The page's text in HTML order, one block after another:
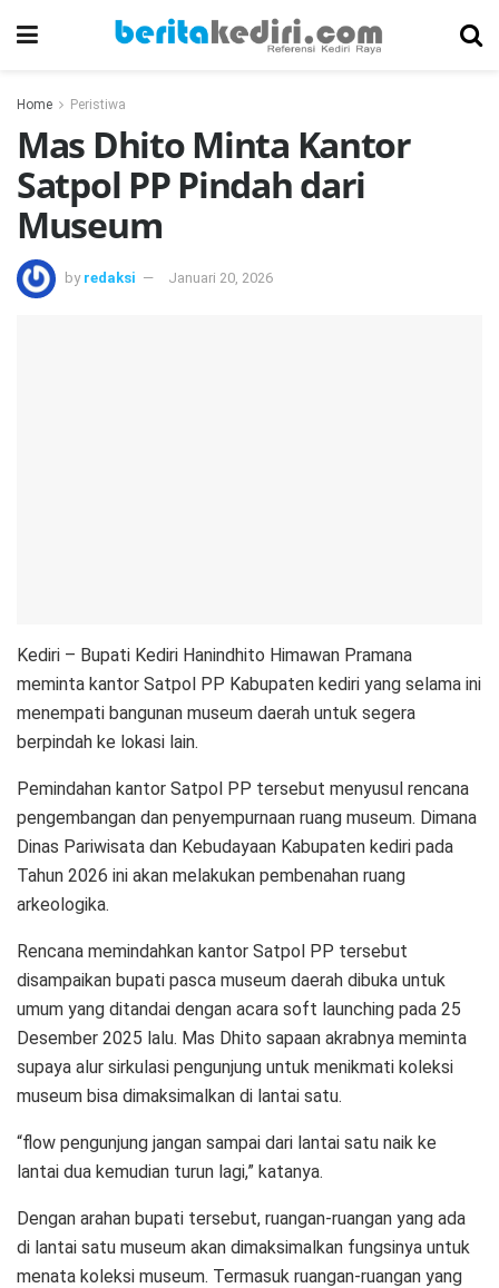
Home Peristiwa
Mas Dhito Minta Kantor
Satpol PP Pindah dari
Museum
by redaksi Januari 20, 2026
Kediri – Bupati Kediri Hanindhito Himawan Pramana
meminta kantor Satpol PP Kabupaten kediri yang selama ini
menempati bangunan museum daerah untuk segera
berpindah ke lokasi lain.
Pemindahan kantor Satpol PP tersebut menyusul rencana
pengembangan dan penyempurnaan ruang museum. Dimana
Dinas Pariwisata dan Kebudayaan Kabupaten kediri pada
Tahun 2026 ini akan melakukan pembenahan ruang
arkeologika.
Rencana memindahkan kantor Satpol PP tersebut
disampaikan bupati pasca museum daerah dibuka untuk
umum yang ditandai dengan acara soft launching pada 25
Desember 2025 lalu. Mas Dhito sapaan akrabnya meminta
supaya alur sirkulasi pengunjung untuk menikmati koleksi
museum bisa dimaksimalkan di lantai satu.
“flow pengunjung jangan sampai dari lantai satu naik ke
lantai dua kemudian turun lagi,” katanya.
Dengan arahan bupati tersebut, ruangan-ruangan yang ada
di lantai satu museum akan dimaksimalkan fungsinya untuk
menata koleksi museum. Termasuk ruangan-ruangan yang